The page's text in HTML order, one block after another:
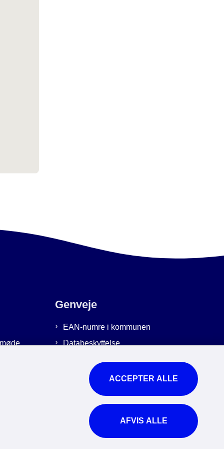
Genveje
EAN-numre i kommunen
Databeskyttelse
Tilgængelighedserklæring
Brug af kunstig intelligens
For ansatte
ACCEPTER ALLE
AFVIS ALLE